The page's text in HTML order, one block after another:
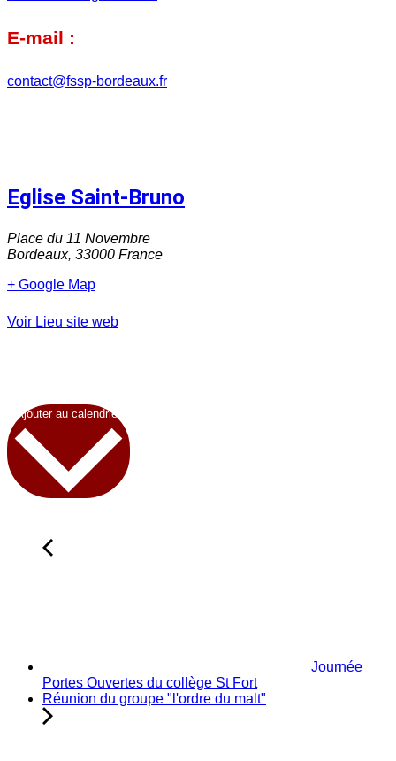
E-mail :
contact@fssp-bordeaux.fr
Eglise Saint-Bruno
Place du 11 Novembre
Bordeaux, 33000 France
+ Google Map
Voir Lieu site web
Journée
Portes Ouvertes du collège St Fort
Réunion du groupe "l'ordre du malt"